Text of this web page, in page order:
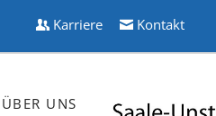
Karriere Kontakt
ÜBER UNS